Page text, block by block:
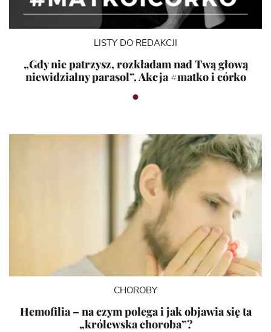
LISTY DO REDAKCJI
„Gdy nie patrzysz, rozkładam nad Twą głową
niewidzialny parasol”. Akcja #matko i córko
CHOROBY
Hemofilia – na czym polega i jak objawia się ta
„królewska choroba”?